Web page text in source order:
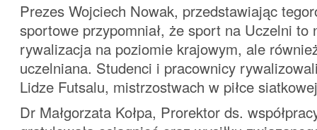
Prezes Wojciech Nowak, przedstawiając
sportowe przypomniał, że sport na Uczelni to
rywalizacja na poziomie krajowym, ale
uczelniana. Studenci i pracownicy
Lidze Futsalu, mistrzostwach w piłce
Dr Małgorzata Kołpa, Prorektor ds.